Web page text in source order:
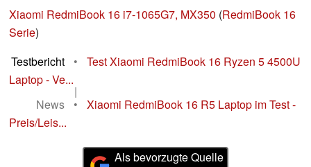
Xiaomi RedmiBook 16 i7-1065G7, MX350 (RedmiBook 16
Serie)
Testbericht
•
Test Xiaomi RedmiBook 16 Ryzen 5 4500U
Laptop - Ve...
|
News
•
Xiaomi RedmiBook 16 R5 Laptop im Test -
Preis/Leis...
Als bevorzugte Quelle